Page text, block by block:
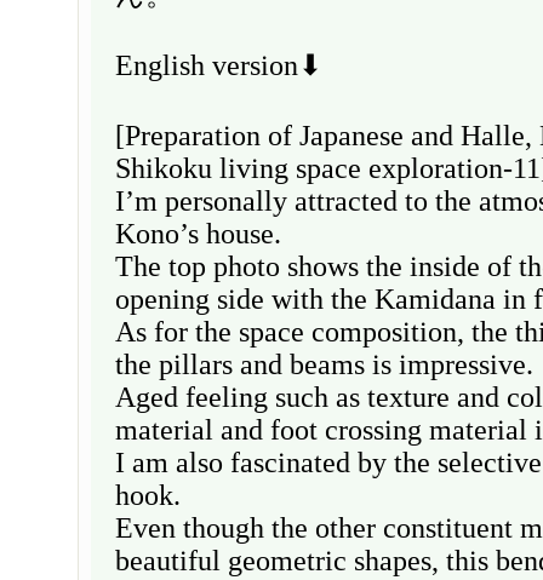
English version⬇
[Preparation of Japanese and
Shikoku living space exploration-
I’m personally attracted to the
Kono’s house.
The top photo shows the inside of
opening side with the Kamidana in
As for the space composition, the
the pillars and beams is impressive.
Aged feeling such as texture and
material and foot crossing material
I am also fascinated by the
hook.
Even though the other constituent
beautiful geometric shapes, this